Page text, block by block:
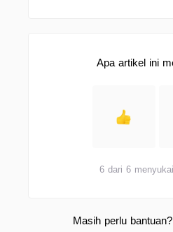
Apa artikel ini
6 dari 6
Masih perlu bantuan?